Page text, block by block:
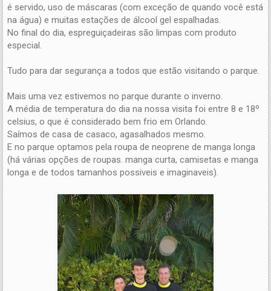
é servido, uso de máscaras (com exceção de quando você está
na água) e muitas estações de álcool gel espalhadas.
No final do dia, espreguiçadeiras são limpas com produto
especial.
Tudo para dar segurança a todos que estão visitando o parque.
Mais uma vez estivemos no parque durante o inverno.
A média de temperatura do dia na nossa visita foi entre 8 e 18º
celsius, o que é considerado bem frio em Orlando.
Saímos de casa de casaco, agasalhados mesmo.
E no parque optamos pela roupa de neoprene de manga longa
(há várias opções de roupas. manga curta, camisetas e manga
longa e de todos tamanhos possiveis e imaginaveis).